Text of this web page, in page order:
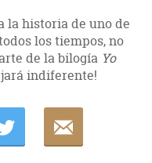
la historia de uno de
los tiempos, no
de la bilogía Yo
indiferente!